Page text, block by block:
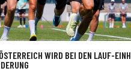
WIRD BEI DEN LAUF-